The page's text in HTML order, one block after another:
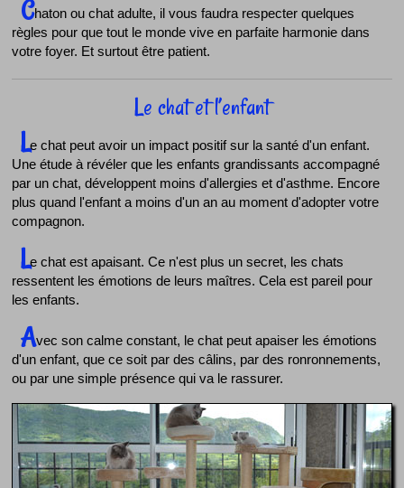
Chaton ou chat adulte, il vous faudra respecter quelques
règles pour que tout le monde vive en parfaite harmonie dans
votre foyer. Et surtout être patient.
Le chat et l’enfant
Le chat peut avoir un impact positif sur la santé d'un enfant.
Une étude à révéler que les enfants grandissants accompagné
par un chat, développent moins d'allergies et d'asthme. Encore
plus quand l'enfant a moins d'un an au moment d'adopter votre
compagnon.
Le chat est apaisant. Ce n'est plus un secret, les chats
ressentent les émotions de leurs maîtres. Cela est pareil pour
les enfants.
Avec son calme constant, le chat peut apaiser les émotions
d'un enfant, que ce soit par des câlins, par des ronronnements,
ou par une simple présence qui va le rassurer.